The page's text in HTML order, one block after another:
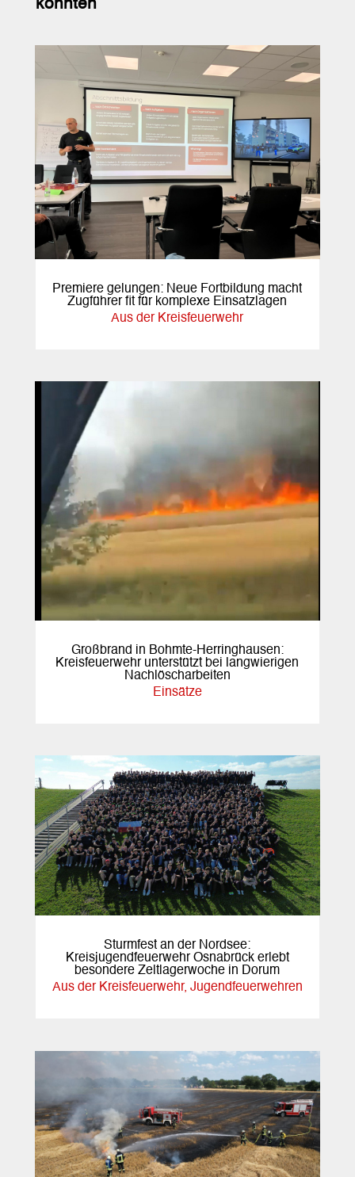
könnten
Premiere gelungen: Neue Fortbildung macht
Zugführer fit für komplexe Einsatzlagen
Aus der Kreisfeuerwehr
Großbrand in Bohmte-Herringhausen:
Kreisfeuerwehr unterstützt bei langwierigen
Nachlöscharbeiten
Einsätze
Sturmfest an der Nordsee:
Kreisjugendfeuerwehr Osnabrück erlebt
besondere Zeltlagerwoche in Dorum
Aus der Kreisfeuerwehr, Jugendfeuerwehren